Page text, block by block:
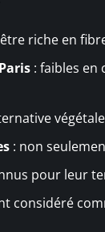
riche en
: faibles en
: non
pour leur
considéré